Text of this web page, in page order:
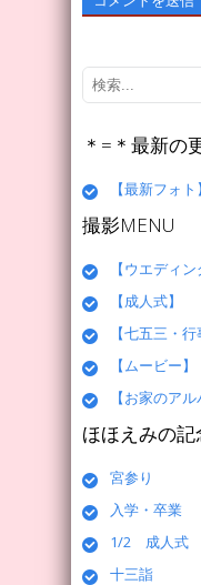
＊=＊最新の
【最新フォト】
撮影MENU
【ウエディン
【成人式】
【七五三・行
【ムービー】
【お家のアル
ほほえみの記
宮参り
入学・卒業
1/2 成人式
十三詣